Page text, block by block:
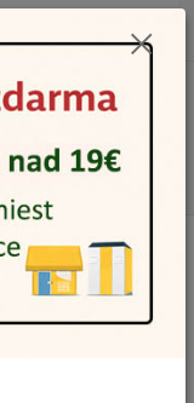
Menu
Hľadať
za0,00 €
Opasok EKO